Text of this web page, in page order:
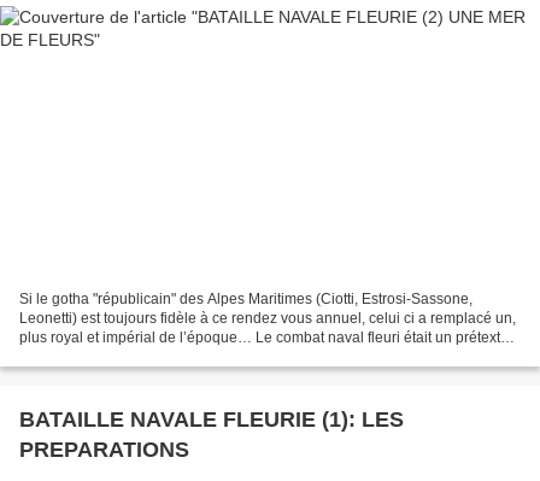
Si le gotha "républicain" des Alpes Maritimes (Ciotti, Estrosi-Sassone,
Leonetti) est toujours fidèle à ce rendez vous annuel, celui ci a remplacé un,
plus royal et impérial de l’époque… Le combat naval fleuri était un prétexte à
BATAILLE NAVALE FLEURIE (1): LES
PREPARATIONS